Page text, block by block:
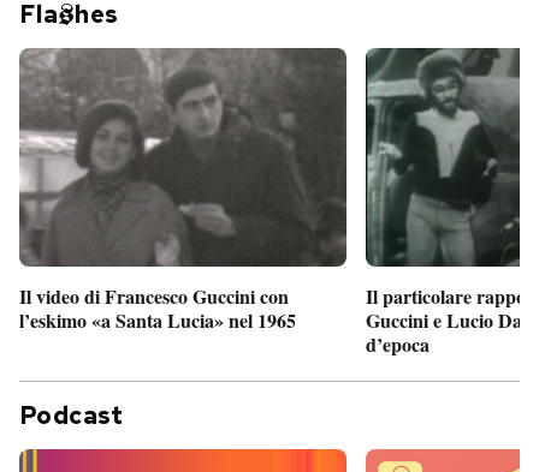
Fla hes
Il video di Francesco Guccini con
l’eskimo «a Santa Lucia» nel 1965
Il particolare
Guccini e Lucio
d’epoca
Podcast